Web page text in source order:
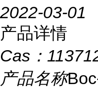
2022-03-01
产品详情
Cas：
产品名称